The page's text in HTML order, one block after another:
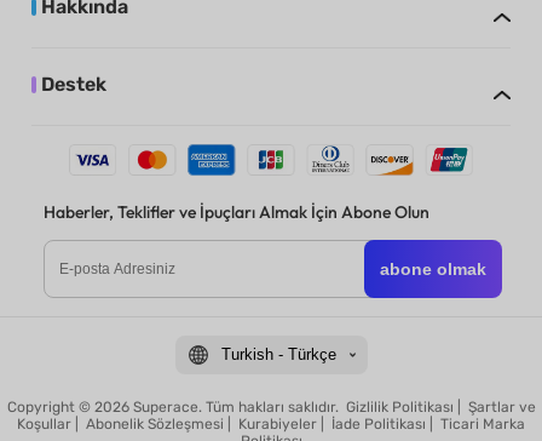
Hakkında
Destek
Haberler, Teklifler ve İpuçları Almak İçin Abone Olun
abone olmak
Turkish - Türkçe
Copyright © 2026 Superace. Tüm hakları saklıdır. Gizlilik Politikası
Şartlar ve
Koşullar
Abonelik Sözleşmesi Kurabiyeler İade Politikası
Ticari Marka